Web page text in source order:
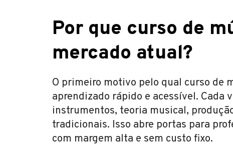
Por que curso de
mercado atual?
O primeiro motivo pelo qual curso de
aprendizado rápido e acessível. Cada
instrumentos, teoria musical,
tradicionais. Isso abre portas para
com margem alta e sem custo fixo.